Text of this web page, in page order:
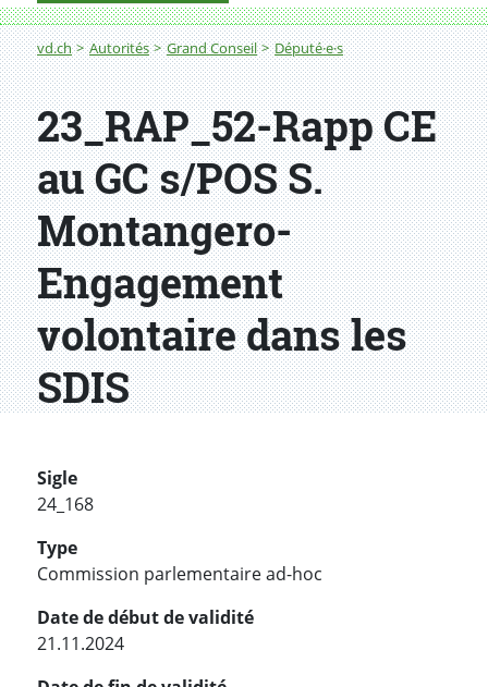
Fil d'Ariane
vd.ch Autorités Grand Conseil Député·e·s
23_RAP_52-Rapp CE
au GC s/POS S.
Montangero-
Engagement
volontaire dans les
SDIS
Sigle
24_168
Type
Commission parlementaire ad-hoc
Date de début de validité
21.11.2024